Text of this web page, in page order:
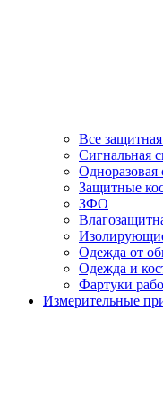
Все
Сигнальная
Одноразовая
Защитные
ЗФО
Одежда от
Одежда и
Фартуки
Измерительные